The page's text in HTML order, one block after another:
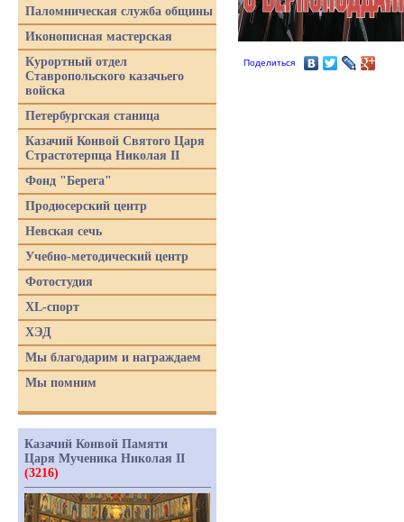
Поделиться
Паломническая служба общины
Иконописная мастерская
Курортный отдел
Ставропольского казачьего
войска
Петербургская станица
Казачий Конвой Святого Царя
Страстотерпца Николая II
Фонд "Берега"
Продюсерский центр
Невская сечь
Учебно-методический центр
Фотостудия
XL-спорт
ХЭД
Мы благодарим и награждаем
Мы помним
Казачий Конвой Памяти
Царя Мученика Николая II
(3216)